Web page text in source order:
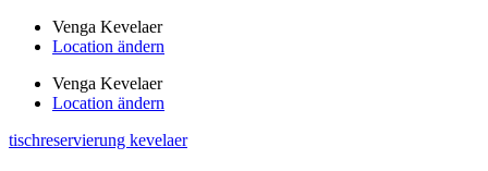
Venga Kevelaer
Location ändern
Venga Kevelaer
Location ändern
tischreservierung kevelaer